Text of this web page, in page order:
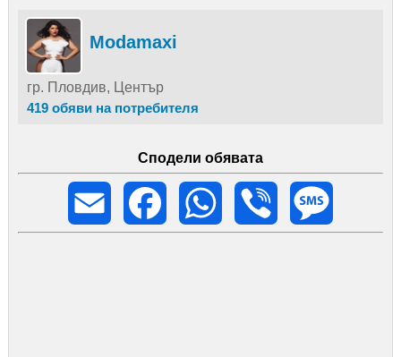
Modamaxi
гр. Пловдив, Център
419 обяви на потребителя
Сподели обявата
Email
Facebook WhatsApp Viber